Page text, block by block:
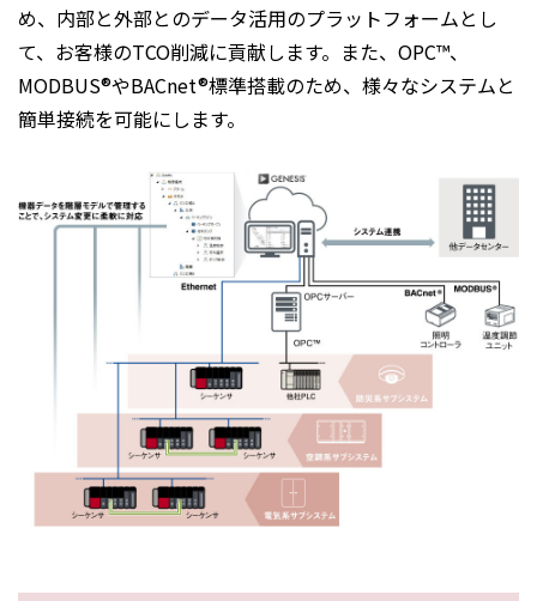
め、内部と外部とのデータ活用のプラットフォームとし
て、お客様のTCO削減に貢献します。また、OPC™、
MODBUS®やBACnet®標準搭載のため、様々なシステムと
簡単接続を可能にします。